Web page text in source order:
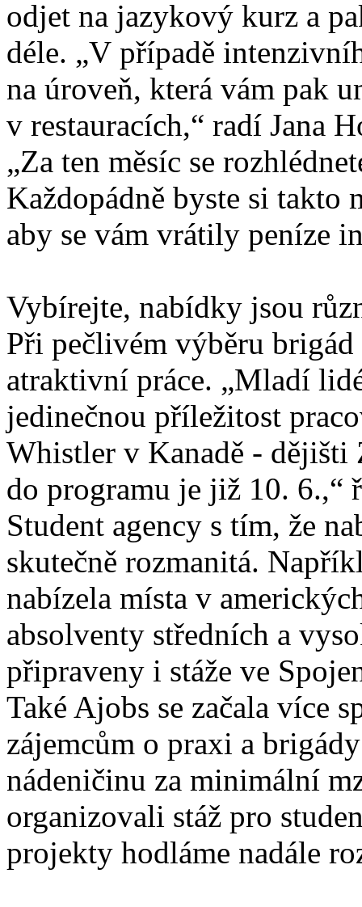
odjet na jazykový kurz a
déle. „V případě
na úroveň, která vám pak
v restauracích,“ radí Jana
„Za ten měsíc se
Každopádně byste si
aby se vám vrátily peníze
Vybírejte, nabídky jsou
Při pečlivém výběru
atraktivní práce. „Mladí
jedinečnou příležitost
Whistler v Kanadě - dějišti
do programu je již 10. 6.,“
Student agency s tím, že
skutečně rozmanitá.
nabízela místa v
absolventy středních a
připraveny i stáže ve
Také Ajobs se začala více
zájemcům o praxi a
nádeničinu za minimální
organizovali stáž pro
projekty hodláme nadále